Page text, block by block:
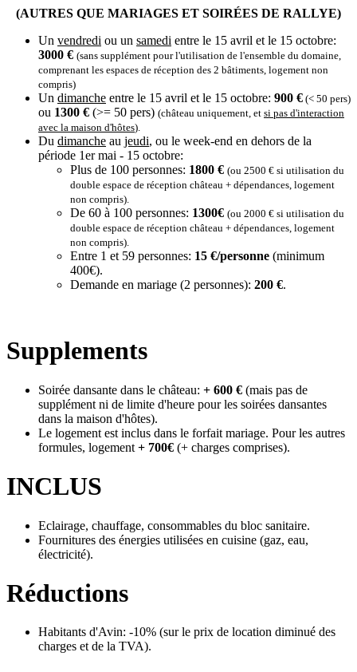
(AUTRES QUE MARIAGES ET SOIRÉES DE RALLYE)
Un vendredi ou un samedi entre le 15 avril et le 15 octobre:
3000 € (sans supplément pour l'utilisation de l'ensemble du domaine,
comprenant les espaces de réception des 2 bâtiments, logement non
compris)
Un dimanche entre le 15 avril et le 15 octobre: 900 € (< 50 pers)
ou 1300 € (>= 50 pers) (château uniquement, et si pas d'interaction
avec la maison d'hôtes).
Du dimanche au jeudi, ou le week-end en dehors de la
période 1er mai - 15 octobre:
Plus de 100 personnes: 1800 € (ou 2500 € si utilisation du
double espace de réception château + dépendances, logement
non compris).
De 60 à 100 personnes: 1300€ (ou 2000 € si utilisation du
double espace de réception château + dépendances, logement
non compris).
Entre 1 et 59 personnes: 15 €/personne (minimum
400€).
Demande en mariage (2 personnes): 200 €.
Supplements
Soirée dansante dans le château: + 600 € (mais pas de
supplément ni de limite d'heure pour les soirées dansantes
dans la maison d'hôtes).
Le logement est inclus dans le forfait mariage. Pour les autres
formules, logement + 700€ (+ charges comprises).
INCLUS
Eclairage, chauffage, consommables du bloc sanitaire.
Fournitures des énergies utilisées en cuisine (gaz, eau,
électricité).
Réductions
Habitants d'Avin: -10% (sur le prix de location diminué des
charges et de la TVA).